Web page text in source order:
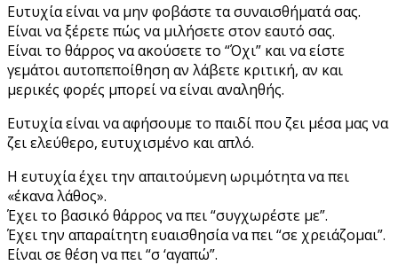
Ευτυχία είναι να μην φοβάστε τα συναισθήματά σας.
Είναι να ξέρετε πώς να μιλήσετε στον εαυτό σας.
Είναι το θάρρος να ακούσετε το “Όχι” και να είστε
γεμάτοι αυτοπεποίθηση αν λάβετε κριτική, αν και
μερικές φορές μπορεί να είναι αναληθής.
Ευτυχία είναι να αφήσουμε το παιδί που ζει μέσα μας να
ζει ελεύθερο, ευτυχισμένο και απλό.
Η ευτυχία έχει την απαιτούμενη ωριμότητα να πει
«έκανα λάθος».
Έχει το βασικό θάρρος να πει “συγχωρέστε με”.
Έχει την απαραίτητη ευαισθησία να πει “σε χρειάζομαι”.
Είναι σε θέση να πει “σ ‘αγαπώ”.